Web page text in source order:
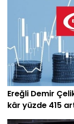
Ereğli Demir
kâr yüzde 415